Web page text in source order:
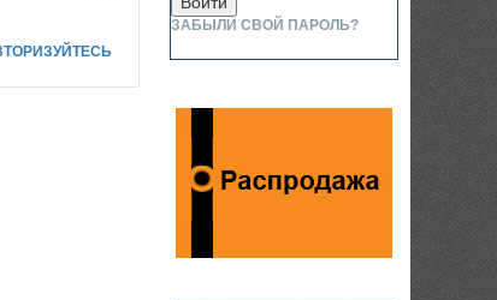
ЗАБЫЛИ СВОЙ ПАРОЛЬ?